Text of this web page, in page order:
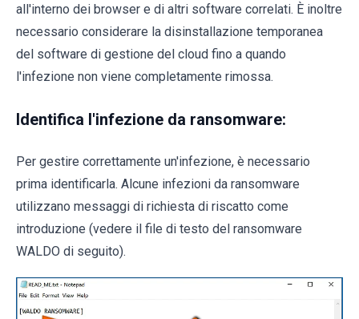
all'interno dei browser e di altri software correlati. È inoltre
necessario considerare la disinstallazione temporanea
del software di gestione del cloud fino a quando
l'infezione non viene completamente rimossa.
Identifica l'infezione da ransomware:
Per gestire correttamente un'infezione, è necessario
prima identificarla. Alcune infezioni da ransomware
utilizzano messaggi di richiesta di riscatto come
introduzione (vedere il file di testo del ransomware
WALDO di seguito).